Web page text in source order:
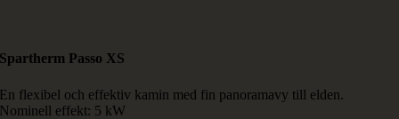
Spartherm Passo XS
En flexibel och effektiv kamin med fin panoramavy till elden.
Nominell effekt: 5 kW